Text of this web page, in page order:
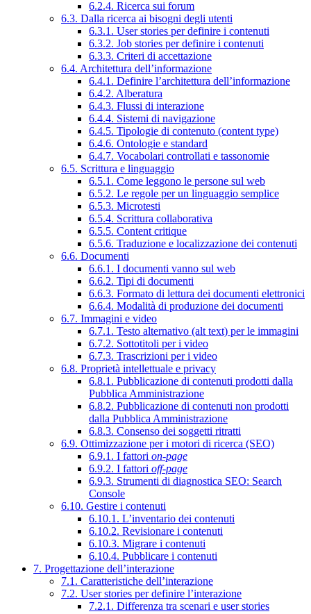
6.2.4. Ricerca sui forum
6.3. Dalla ricerca ai bisogni degli utenti
6.3.1. User stories per definire i contenuti
6.3.2. Job stories per definire i contenuti
6.3.3. Criteri di accettazione
6.4. Architettura dell’informazione
6.4.1. Definire l’architettura dell’informazione
6.4.2. Alberatura
6.4.3. Flussi di interazione
6.4.4. Sistemi di navigazione
6.4.5. Tipologie di contenuto (content type)
6.4.6. Ontologie e standard
6.4.7. Vocabolari controllati e tassonomie
6.5. Scrittura e linguaggio
6.5.1. Come leggono le persone sul web
6.5.2. Le regole per un linguaggio semplice
6.5.3. Microtesti
6.5.4. Scrittura collaborativa
6.5.5. Content critique
6.5.6. Traduzione e localizzazione dei contenuti
6.6. Documenti
6.6.1. I documenti vanno sul web
6.6.2. Tipi di documenti
6.6.3. Formato di lettura dei documenti elettronici
6.6.4. Modalità di produzione dei documenti
6.7. Immagini e video
6.7.1. Testo alternativo (alt text) per le immagini
6.7.2. Sottotitoli per i video
6.7.3. Trascrizioni per i video
6.8. Proprietà intellettuale e privacy
6.8.1. Pubblicazione di contenuti prodotti dalla
Pubblica Amministrazione
6.8.2. Pubblicazione di contenuti non prodotti
dalla Pubblica Amministrazione
6.8.3. Consenso dei soggetti ritratti
6.9. Ottimizzazione per i motori di ricerca (SEO)
6.9.1. I fattori on-page
6.9.2. I fattori off-page
6.9.3. Strumenti di diagnostica SEO: Search
Console
6.10. Gestire i contenuti
6.10.1. L’inventario dei contenuti
6.10.2. Revisionare i contenuti
6.10.3. Migrare i contenuti
6.10.4. Pubblicare i contenuti
7. Progettazione dell’interazione
7.1. Caratteristiche dell’interazione
7.2. User stories per definire l’interazione
7.2.1. Differenza tra scenari e user stories